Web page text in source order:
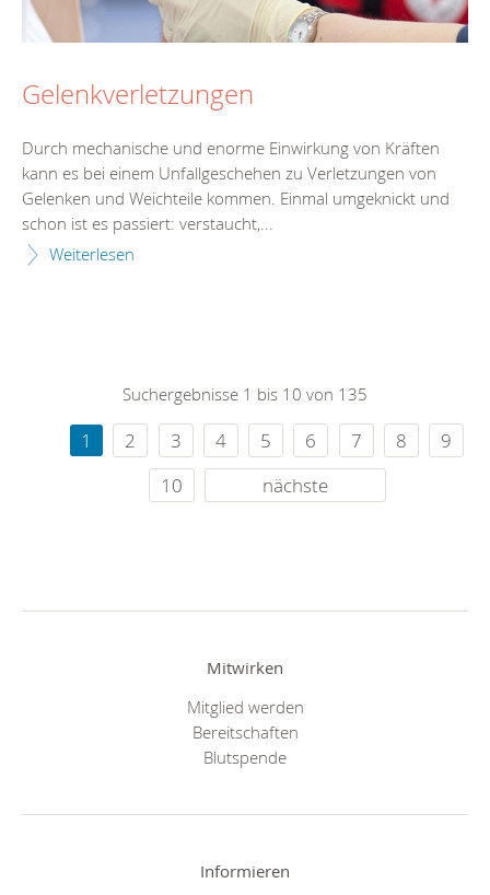
Gelenkverletzungen
Durch mechanische und enorme Einwirkung von Kräften
kann es bei einem Unfallgeschehen zu Verletzungen von
Gelenken und Weichteile kommen. Einmal umgeknickt und
schon ist es passiert: verstaucht,...
Weiterlesen
Suchergebnisse 1 bis 10 von 135
1 2 3 4 5 6 7 8
9
10
nächste
Mitwirken
Mitglied werden
Bereitschaften
Blutspende
Informieren